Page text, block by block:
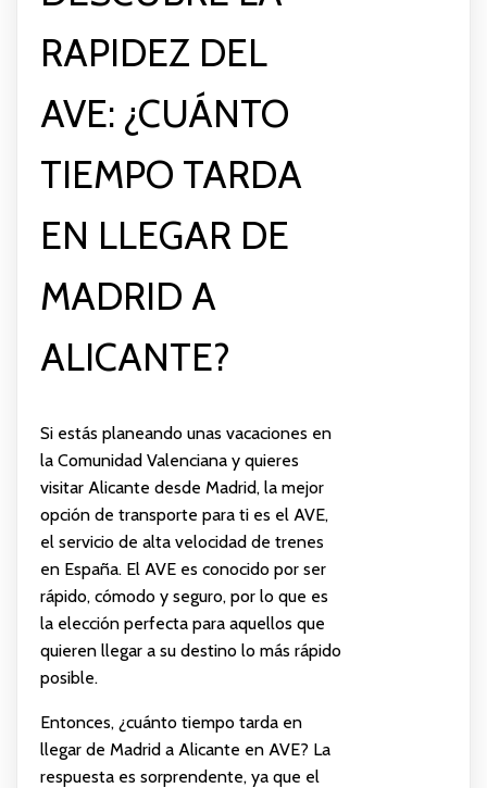
RAPIDEZ DEL
AVE: ¿CUÁNTO
TIEMPO TARDA
EN LLEGAR DE
MADRID A
ALICANTE?
Si estás planeando unas vacaciones en
la Comunidad Valenciana y quieres
visitar Alicante desde Madrid, la mejor
opción de transporte para ti es el AVE,
el servicio de alta velocidad de trenes
en España. El AVE es conocido por ser
rápido, cómodo y seguro, por lo que es
la elección perfecta para aquellos que
quieren llegar a su destino lo más rápido
posible.
Entonces, ¿cuánto tiempo tarda en
llegar de Madrid a Alicante en AVE? La
respuesta es sorprendente, ya que el